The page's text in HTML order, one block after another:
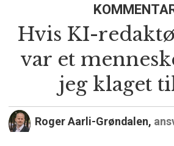
Hvis KI-
var et
jeg klaget
Roger Aarli-Grøndalen,